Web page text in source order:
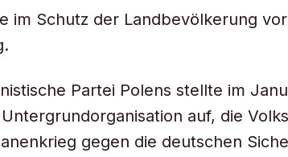
im Schutz der Landbevölkerung
Partei Polens stellte im
auf, die
gegen die deutschen